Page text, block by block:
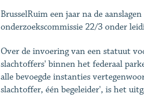
BrusselRuim een jaar na de
onderzoekscommissie 22/3 onder
Over de invoering van een statuut
slachtoffers' binnen het federaal
alle bevoegde instanties
slachtoffer, één begeleider', is het